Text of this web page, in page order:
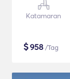
Katamaran
$958 /Tag